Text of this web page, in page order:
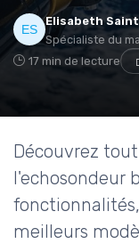
Elisabeth
Spécialiste du
17 min de lecture
Découvrez
l'echosondeur
meilleurs